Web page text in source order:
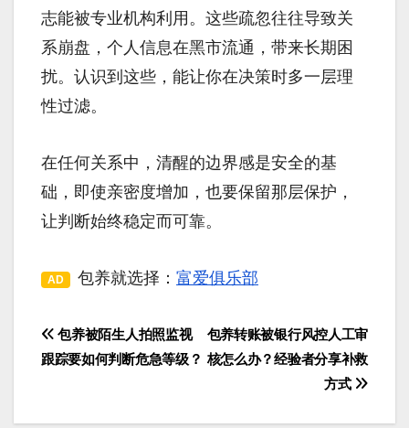
志能被专业机构利用。这些疏忽往往导致关
系崩盘，个人信息在黑市流通，带来长期困
扰。认识到这些，能让你在决策时多一层理
性过滤。
在任何关系中，清醒的边界感是安全的基
础，即使亲密度增加，也要保留那层保护，
让判断始终稳定而可靠。
AD 包养就选择： 富爱俱乐部
文
包养转账被银行风控人工审
核怎么办？经验者分享补救
方式
包养被陌生人拍照监视
跟踪要如何判断危急等级？